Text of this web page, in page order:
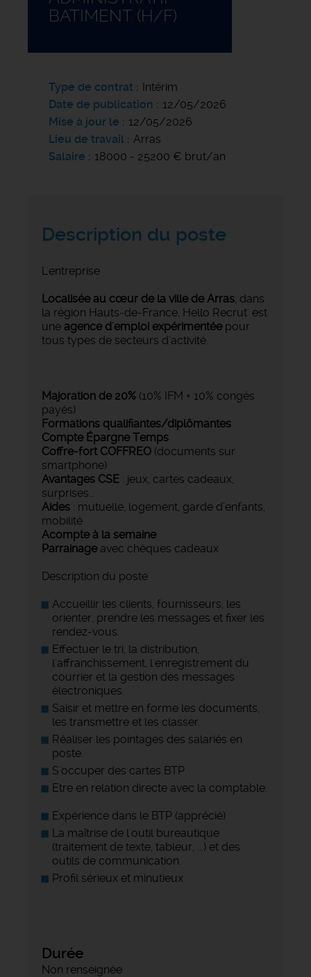
BATIMENT (H/F)
Type de contrat
Intérim
Date de publication
12/05/2026
Mise à jour le
12/05/2026
Lieu de travail
Arras
Salaire
18000 - 25200 € brut/an
Description du poste
L'entreprise
Localisée au cœur de la ville de Arras , dans
la région Hauts-de-France, Hello Recrut' est
une agence d'emploi expérimentéepour
tous types de secteurs d'activité.
Majoration de 20% (10% IFM + 10% congés
payés)
Formations qualifiantes/diplômantes
Compte Épargne Temps
Coffre-fort COFFREO (documents sur
smartphone)
Avantages CSE : jeux, cartes cadeaux,
surprises…
Aides : mutuelle, logement, garde d’enfants,
mobilité
Acompte à la semaine
Parrainageavec chèques cadeaux
Description du poste
Accueillir les clients, fournisseurs, les
orienter, prendre les messages et fixer les
rendez-vous.
Effectuer le tri, la distribution,
l'affranchissement, l'enregistrement du
courrier et la gestion des messages
électroniques.
Saisir et mettre en forme les documents,
les transmettre et les classer.
Réaliser les pointages des salariés en
poste.
S'occuper des cartes BTP
Etre en relation directe avec la comptable.
Expérience dans le BTP (apprécié)
La maîtrise de l'outil bureautique
(traitement de texte, tableur, ...) et des
outils de communication.
Profil sérieux et minutieux
Durée
Non renseignée